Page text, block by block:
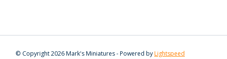
© Copyright 2026 Mark's Miniatures - Powered byLightspeed